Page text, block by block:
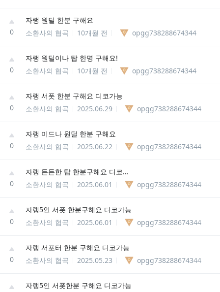
0
자랭 원딜 한분 구해요
소환사의 협곡
10개월 전 opgg738288674344
0
자랭 원딜이나 탑 한명 구해요!
소환사의 협곡
10개월 전 opgg738288674344
0
자랭 서폿 한분 구해요 디코가능
소환사의 협곡
2025.06.29 opgg738288674344
0
자랭 미드나 원딜 한분 구해요
소환사의 협곡
2025.06.22 opgg738288674344
0
자랭 든든한 탑 한분구해요 디코가능
소환사의 협곡
2025.06.01 opgg738288674344
0
자랭5인 서폿 한분구해요 디코가능
소환사의 협곡
2025.06.01 opgg738288674344
0
자랭 서포터 한분 구해요 디코가능
소환사의 협곡
2025.05.23 opgg738288674344
자랭5인 서폿한분 구해요 디코가능